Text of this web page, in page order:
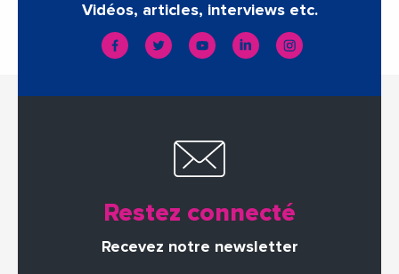
Vidéos, articles, interviews etc.
Restez connecté
Recevez notre newsletter